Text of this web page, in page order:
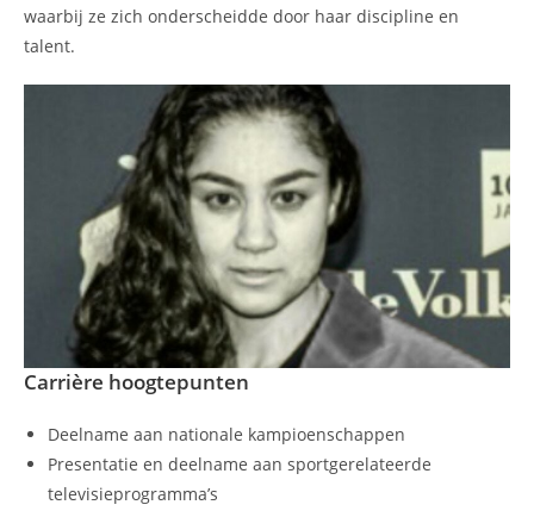
waarbij ze zich onderscheidde door haar discipline en
talent.
Carrière hoogtepunten
Deelname aan nationale kampioenschappen
Presentatie en deelname aan sportgerelateerde
televisieprogramma’s